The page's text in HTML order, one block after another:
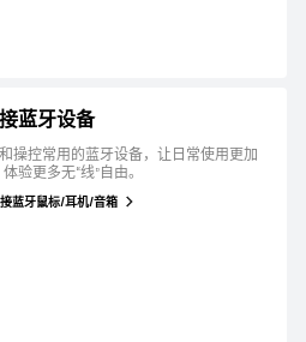
蓝牙设备
操控常用的蓝牙设备，让日常使用更加
验更多无“线”自由。
蓝牙鼠标/耳机/音箱